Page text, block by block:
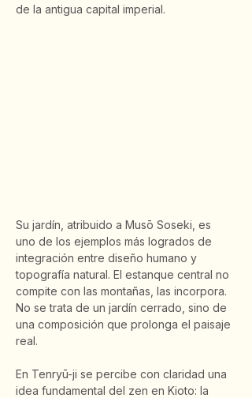
de la antigua capital imperial.
Su jardín, atribuido a Musō Soseki, es
uno de los ejemplos más logrados de
integración entre diseño humano y
topografía natural. El estanque central no
compite con las montañas, las incorpora.
No se trata de un jardín cerrado, sino de
una composición que prolonga el paisaje
real.
En Tenryū-ji se percibe con claridad una
idea fundamental del zen en Kioto: la